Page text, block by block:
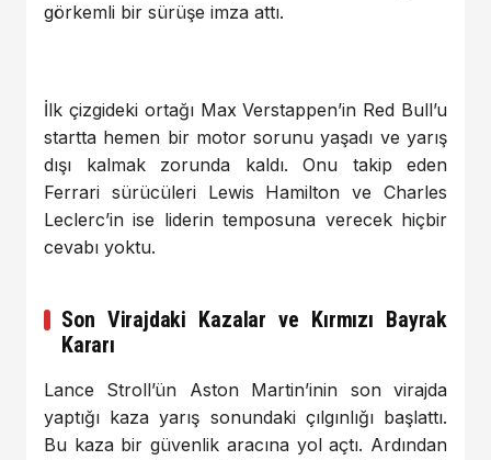
görkemli bir sürüşe imza attı.
İlk çizgideki ortağı Max Verstappen’in Red Bull’u
startta hemen bir motor sorunu yaşadı ve yarış
dışı kalmak zorunda kaldı. Onu takip eden
Ferrari sürücüleri Lewis Hamilton ve Charles
Leclerc’in ise liderin temposuna verecek hiçbir
cevabı yoktu.
Son Virajdaki Kazalar ve Kırmızı Bayrak
Kararı
Lance Stroll’ün Aston Martin’inin son virajda
yaptığı kaza yarış sonundaki çılgınlığı başlattı.
Bu kaza bir güvenlik aracına yol açtı. Ardından